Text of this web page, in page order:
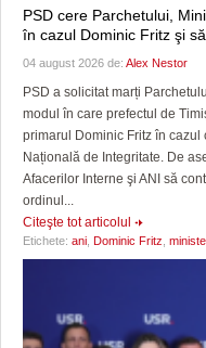
PSD cere Parchetului,
în cazul Dominic Fritz şi
04 august 2026 de: Alex Nestor
PSD a solicitat marți
modul în care prefectul de
primarul Dominic Fritz în
Națională de Integritate. De
Afacerilor Interne şi ANI să
ordinul...
Citeşte tot articolul
Etichete: ani Dominic Fritz